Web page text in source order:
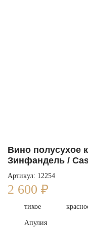
Вино полусухое
Зинфандель /
Артикул: 12254
2 600 ₽
тихое
Апулия